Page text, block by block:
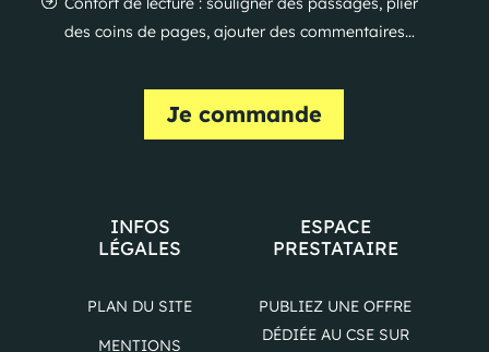
INFOS
LÉGALES
PLAN DU SITE
MENTIONS
ESPACE
PRESTATAIRE
PUBLIEZ UNE OFFRE
DÉDIÉE AU CSE SUR
des coins de pages, ajouter des commentaires…
Je commande